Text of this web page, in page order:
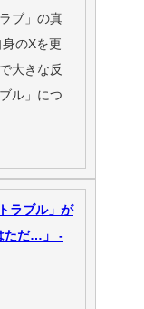
ブ」の真
のXを更
大きな反
ル」につ
ラブル」が
ただ…」 -